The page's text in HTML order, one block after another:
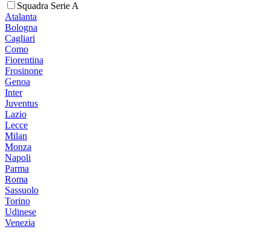
Squadra Serie A
Atalanta
Bologna
Cagliari
Como
Fiorentina
Frosinone
Genoa
Inter
Juventus
Lazio
Lecce
Milan
Monza
Napoli
Parma
Roma
Sassuolo
Torino
Udinese
Venezia